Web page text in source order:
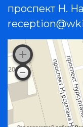
проспект Н.